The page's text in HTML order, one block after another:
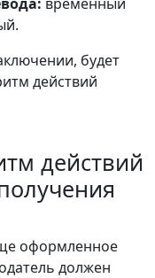
будет
действий
действий
оформленное
должен